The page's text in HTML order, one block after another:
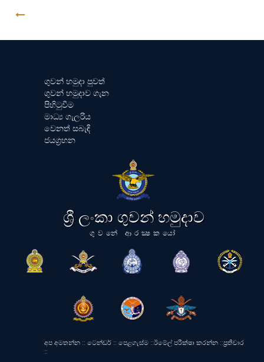
ගුවන් හමුදා පුවත්
ගුවන් හමුදාව ගැන
පිහිටුවීම
මාධ්‍ය ගැලරිය
වෙනත් සබැඳි
ජයග්‍රහන
ශ්‍රී ලංකා ගුවන් හමුදාව
ගුවනේ ආරක්‍ෂකයෝ
අප අමතන්න :: ටෙන්ඩර් :: පෙළගැස්ම ::ඊමේල් පරීක්ෂා කරන්න ::ප්‍රතිචාර
::